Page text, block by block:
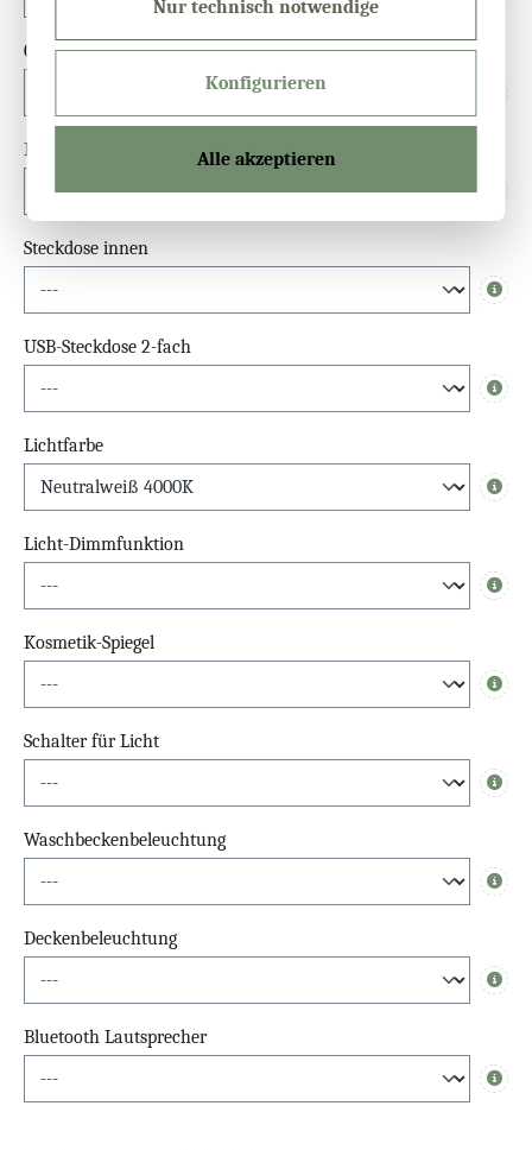
Glastür Überstand (unten)
Einlegeböden (Fach × Stück)
Steckdose innen
Info
USB-Steckdose 2-fach
Info
Lichtfarbe
Info
Licht-Dimmfunktion
Info
Kosmetik-Spiegel
Info
Schalter für Licht
Info
Waschbeckenbeleuchtung
Info
Deckenbeleuchtung
Info
Bluetooth Lautsprecher
Info
Nur technisch notwendige
Konfigurieren
Alle akzeptieren